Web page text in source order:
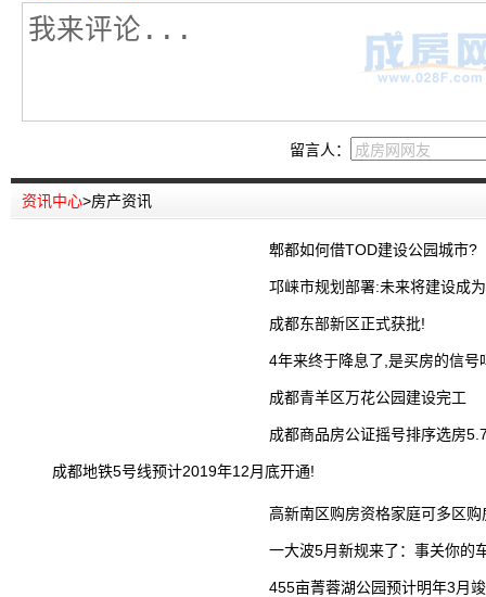
留言人：
资讯中心>房产资讯
郫都如何借TOD建设公园城市?
邛崃市规划部署:未来将建设成
成都东部新区正式获批!
4年来终于降息了,是买房的信号
成都青羊区万花公园建设完工
成都商品房公证摇号排序选房
成都地铁5号线预计2019年12月底开通!
高新南区购房资格家庭可多区购
一大波5月新规来了：事关你的
455亩菁蓉湖公园预计明年3月